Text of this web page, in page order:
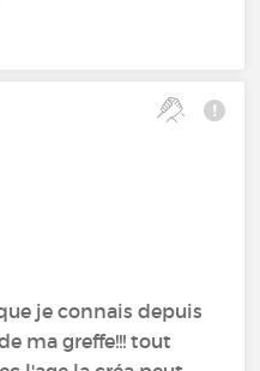
je connais depuis
ma greffe!!! tout